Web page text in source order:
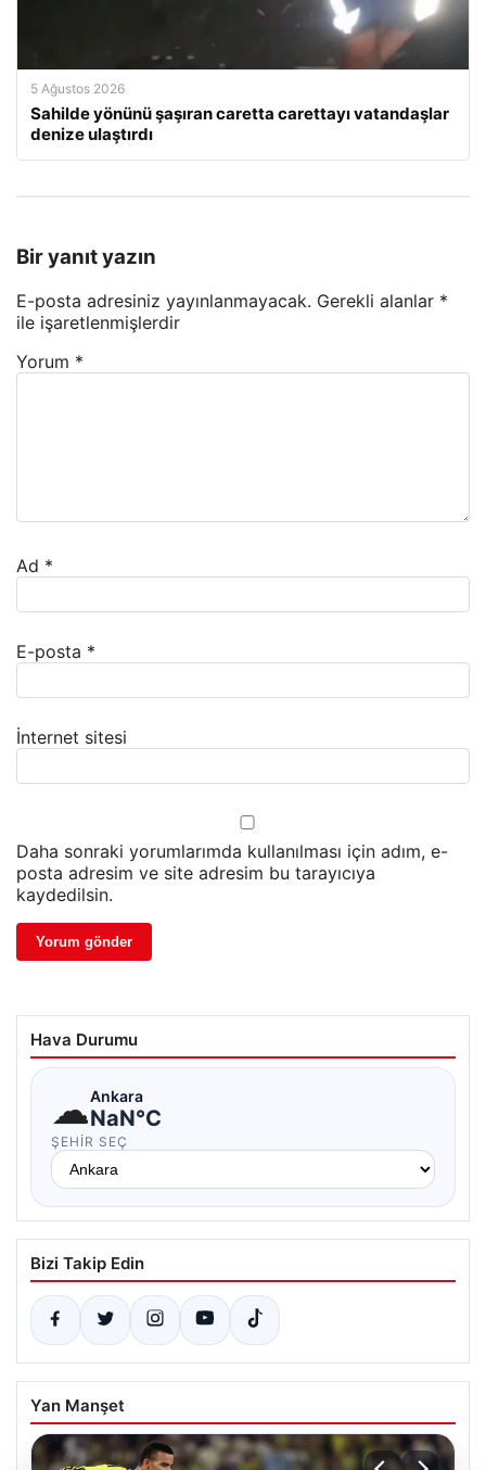
5 Ağustos 2026
Sahilde yönünü şaşıran caretta carettayı vatandaşlar
denize ulaştırdı
Bir yanıt yazın
E-posta adresiniz yayınlanmayacak. Gerekli alanlar *
ile işaretlenmişlerdir
Yorum *
Ad *
E-posta *
İnternet sitesi
Daha sonraki yorumlarımda kullanılması için adım, e-
posta adresim ve site adresim bu tarayıcıya
kaydedilsin.
Hava Durumu
☁Ankara
NaN°C
ŞEHIR SEÇ
Bizi Takip Edin
Yan Manşet